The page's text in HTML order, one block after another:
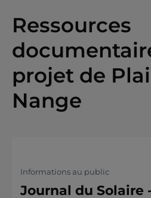
Ressources
projet de
Nange
Informations au public
Journal du Solaire